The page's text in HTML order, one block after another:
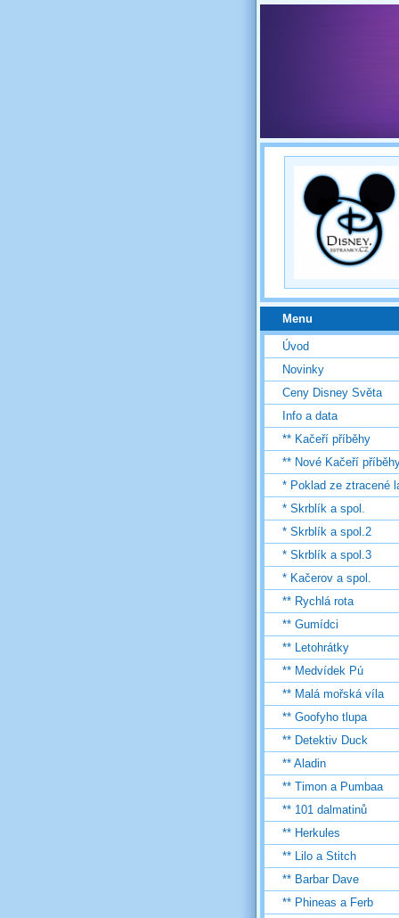
Menu
Úvod
Novinky
Ceny Disney Světa
Info a data
** Kačeří příběhy
** Nové Kačeří
* Poklad ze ztracené
* Skrblík a spol.
* Skrblík a spol.2
* Skrblík a spol.3
* Kačerov a spol.
** Rychlá rota
** Gumídci
** Letohrátky
** Medvídek Pú
** Malá mořská víla
** Goofyho tlupa
** Detektiv Duck
** Aladin
** Timon a Pumbaa
** 101 dalmatinů
** Herkules
** Lilo a Stitch
** Barbar Dave
** Phineas a Ferb